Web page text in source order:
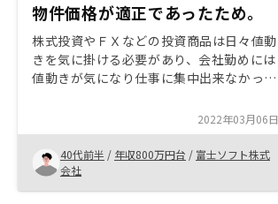
物件価格が適正であったため。
株式投資やＦＸなどの投資商品は日々値動
きを気に掛ける必要があり、会社勤めには
値動きが気になり仕事に集中出来なかっ
期購入時以外は日常の仕事に影響が出ない
投資であったため。紹介システムで紹介を
受けた方が、未紹介で紹介を受けた時と同
額のAmazonギフトがもらえるようになる
と良い。
2022年03月06日
40代前半 / 年収800万円台 / 富士ソフト株式
会社